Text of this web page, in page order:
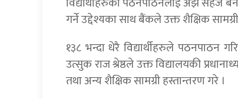
गर्ने उद्देश्यका साथ बैंकले उक्त शैक्षिक
१३८ भन्दा धेरै विद्यार्थीहरुले
उत्सुक राज श्रेष्ठले उक्त विद्यालयकी
तथा अन्य शैक्षिक सामग्री हस्तान्तरण गरे ।